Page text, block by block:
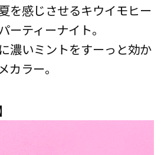
を感じさせるキウイモヒー
ーティーナイト。
濃いミントをすーっと効か
カラー。